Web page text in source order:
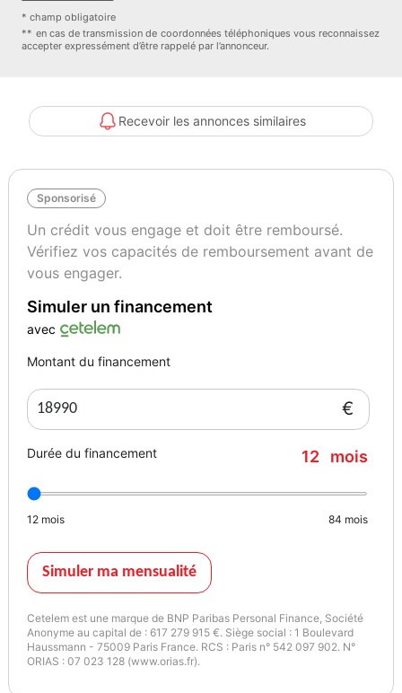
- Vitres et lunette AR surteintées
- Volant gainé en Soft-Touch
Autres informations
* champ obligatoire
** en cas de transmission de coordonnées téléphoniques vous reconnaissez
accepter expressément d’être rappelé par l’annonceur.
Recevoir les annonces similaires
Sponsorisé
Un crédit vous engage et doit être remboursé.
Vérifiez vos capacités de remboursement avant de
vous engager.
Simuler un financement
avec
Montant du financement
€
Durée du financement 12 mois
12 mois 84 mois
Simuler ma mensualité
Cetelem est une marque de BNP Paribas Personal Finance, Société
Anonyme au capital de : 617 279 915 €. Siège social : 1 Boulevard
Haussmann - 75009 Paris France. RCS : Paris n° 542 097 902. N°
ORIAS : 07 023 128 (www.orias.fr).